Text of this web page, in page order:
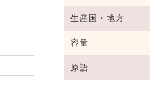
生産国・地方
容量
原語